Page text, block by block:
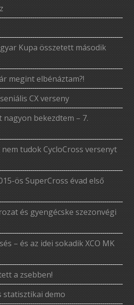
Kupa összetett második
megint elbénáztam?!
CX verseny
bekezdtem – 7.
tudok CycloCross versenyt
ös SuperCross évad első
és gyengécske szezonvégi
– és az idei sokadik XCO MK
a zsebben!
statisztikai demo